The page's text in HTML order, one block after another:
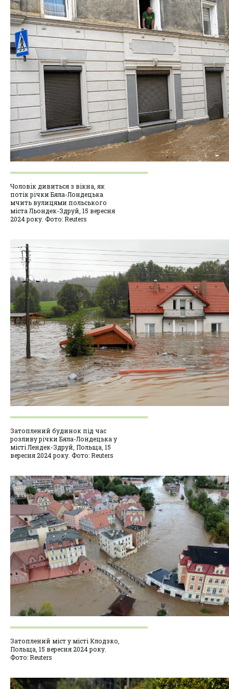
Чоловік дивиться з вікна, як
потік річки Бяла-Лондецька
мчить вулицями польського
міста Льондек-Здруй, 15 вересня
2024 року. Фото: Reuters
Затоплений будинок під час
розливу річки Бяла-Лондецька у
місті Лендек-Здруй, Польща, 15
вересня 2024 року. Фото: Reuters
Затоплений міст у місті Клодзко,
Польща, 15 вересня 2024 року.
Фото: Reuters